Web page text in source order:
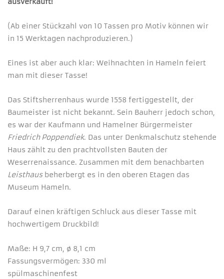
(Ab einer Stückzahl von 10 Tassen pro Motiv können wir
in 15 Werktagen nachproduzieren.)
Eines ist aber auch klar: Weihnachten in Hameln feiert
man mit dieser Tasse!
Das Stiftsherrenhaus wurde 1558 fertiggestellt, der
Baumeister ist nicht bekannt. Sein Bauherr jedoch schon,
es war der Kaufmann und Hamelner Bürgermeister
Friedrich Poppendiek. Das unter Denkmalschutz stehende
Haus zählt zu den prachtvollsten Bauten der
Weserrenaissance. Zusammen mit dem benachbarten
Leisthausbeherbergt es in den oberen Etagen das
Museum Hameln.
Darauf einen kräftigen Schluck aus dieser Tasse mit
hochwertigem Druckbild!
Maße: H 9,7 cm, ø 8,1 cm
Fassungsvermögen: 330 ml
spülmaschinenfest